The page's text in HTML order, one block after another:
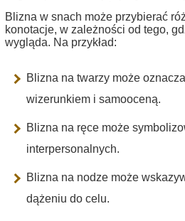
Blizna w snach może przybierać
konotacje, w zależności od tego,
wygląda. Na przykład:
Blizna na twarzy może
wizerunkiem i samooceną.
Blizna na ręce może
interpersonalnych.
Blizna na nodze może
dążeniu do celu.